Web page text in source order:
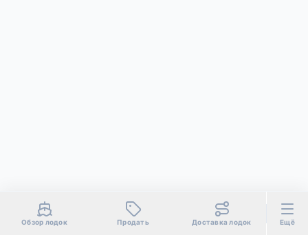
Обзор лодок Продать Доставка лодок Ещё